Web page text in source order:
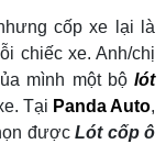
cốp xe lại là
chiếc xe. Anh/chị
mình một bộ lót
Tại Panda Auto,
đượcLót cốp ô